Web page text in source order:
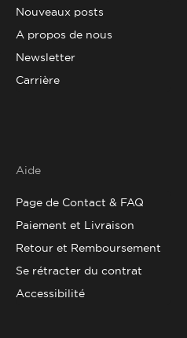
Nouveaux posts
A propos de nous
Newsletter
Carrière
Aide
Page de Contact & FAQ
Paiement et Livraison
Retour et Remboursement
Se rétracter du contrat
Accessibilité